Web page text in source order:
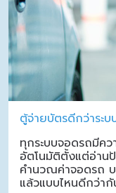
ตู้จ่ายบัตรดีกว่าระบ
ทุกระบบจอดรถมีค
อัตโนมัติตั้งแต่อ่าน
คำนวณค่าจอดรถ บ
แล้วแบบไหนดีกว่า